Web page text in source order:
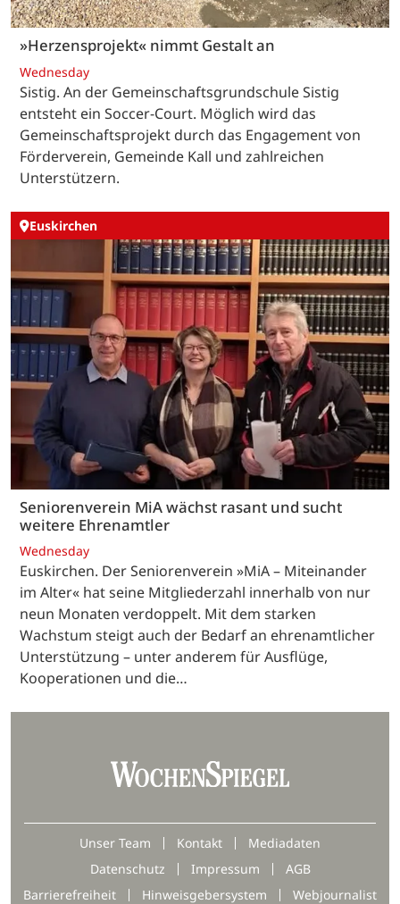
»Herzensprojekt« nimmt Gestalt an
Wednesday
Sistig. An der Gemeinschaftsgrundschule Sistig
entsteht ein Soccer-Court. Möglich wird das
Gemeinschaftsprojekt durch das Engagement von
Förderverein, Gemeinde Kall und zahlreichen
Unterstützern.
Euskirchen
Seniorenverein MiA wächst rasant und sucht
weitere Ehrenamtler
Wednesday
Euskirchen. Der Seniorenverein »MiA – Miteinander
im Alter« hat seine Mitgliederzahl innerhalb von nur
neun Monaten verdoppelt. Mit dem starken
Wachstum steigt auch der Bedarf an ehrenamtlicher
Unterstützung – unter anderem für Ausflüge,
Kooperationen und die…
Unser Team Kontakt
Mediadaten
Datenschutz
Impressum
AGB
Barrierefreiheit
Hinweisgebersystem Webjournalist